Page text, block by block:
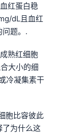
红蛋白稳
dL且血红
问题。.
熟红细胞
大小的细
冷凝集素干
胞比容彼此
了为什么这